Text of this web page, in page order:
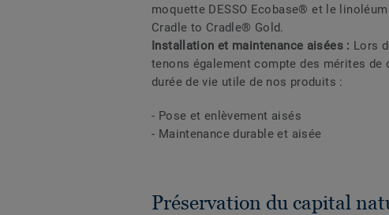
moquette DESSO Ecobase® et le
Cradle to Cradle® Gold.
Installation et maintenance aisées : Lors
tenons également compte des mérites
durée de vie utile de nos produits :
- Pose et enlèvement aisés
- Maintenance durable et aisée
Préservation du capital